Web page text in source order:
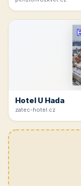
Hotel U Hada
zatec-hotel.cz